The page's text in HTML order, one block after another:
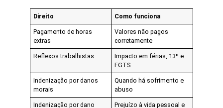
Direito Como funciona
Pagamento de horas
extras
Valores não pagos
corretamente
Reflexos trabalhistas
Impacto em férias, 13º e
FGTS
Indenização por danos
morais
Quando há sofrimento e
abuso
Indenização por dano Prejuízo à vida pessoal e